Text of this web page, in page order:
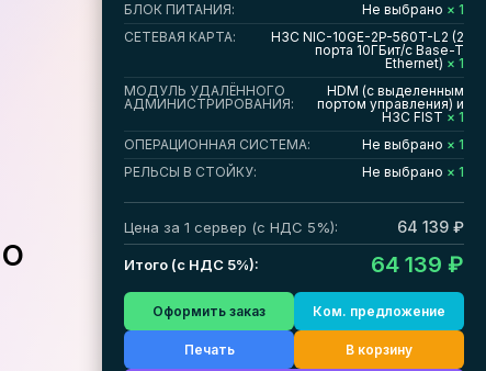
БЛОК ПИТАНИЯ:
Не выбрано × 1
СЕТЕВАЯ КАРТА:
H3C NIC-10GE-2P-560T-L2 (2
порта 10ГБит/с Base-T
Ethernet) × 1
МОДУЛЬ УДАЛЁННОГО
АДМИНИСТРИРОВАНИЯ:
HDM (с выделенным
портом управления) и
H3C FIST × 1
ОПЕРАЦИОННАЯ СИСТЕМА:
Не выбрано × 1
РЕЛЬСЫ В СТОЙКУ:
Не выбрано × 1
Цена за 1 сервер (с НДС 5%): 64 139 ₽
Итого (с НДС 5%): 64 139 ₽
Оформить заказ Ком. предложение
Печать В корзину